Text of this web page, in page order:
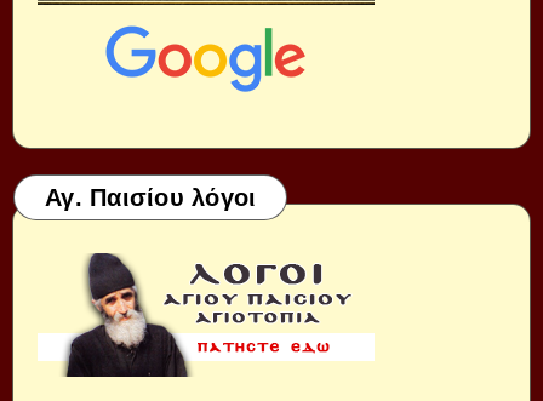
Αγ. Παισίου λόγοι